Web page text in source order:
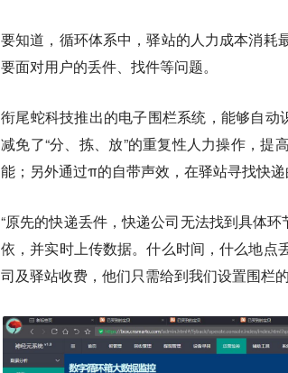
要知道，循环体系中，驿站的人力成本消耗
要面对用户的丢件、找件等问题。
衔尾蛇科技推出的电子围栏系统，能够自
减免了“分、拣、放”的重复性人力操作，
能；另外通过π的自带声效，在驿站寻找快
“原先的快递丢件，快递公司无法找到具体
依，并实时上传数据。什么时间，什么地点
司及驿站收费，他们只需给到我们设置围栏